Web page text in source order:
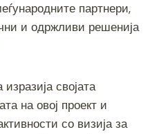
партнери,
и одржливи решенија
својата
на овој проект и
со визија за